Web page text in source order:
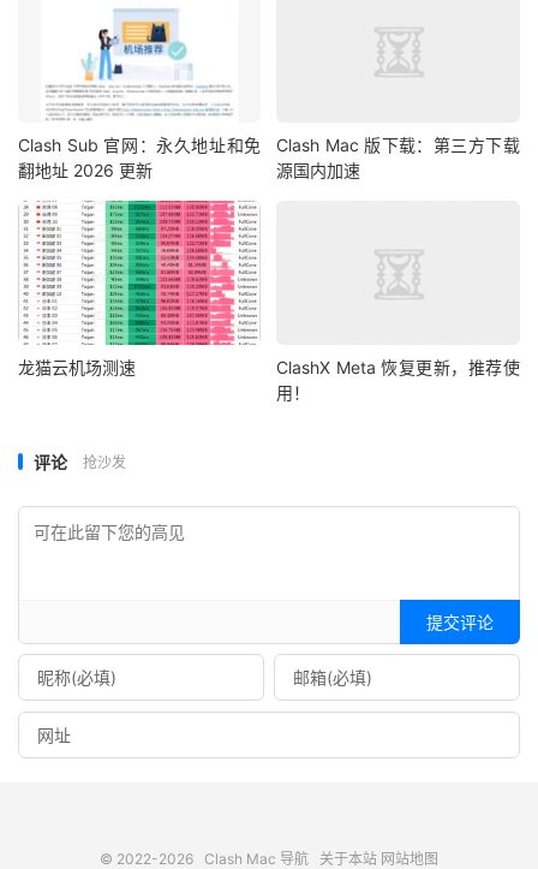
Clash Sub 官网：永久地址和免
翻地址 2026 更新
Clash Mac 版下载：第三方下载
源国内加速
龙猫云机场测速
ClashX Meta 恢复更新，推荐使
用！
评论 抢沙发
提交评论
© 2022-2026 Clash Mac 导航 关于本站 网站地图